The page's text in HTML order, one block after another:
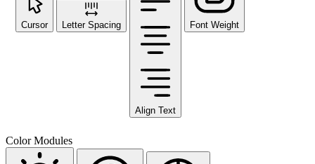
Cursor Letter Spacing
Align Text
Font Weight
Color Modules